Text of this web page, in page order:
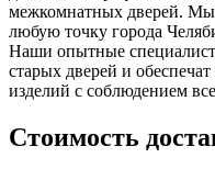
межкомнатных дверей. Мы
любую точку города
Наши опытные
старых дверей и
изделий с соблюдением
Стоимость